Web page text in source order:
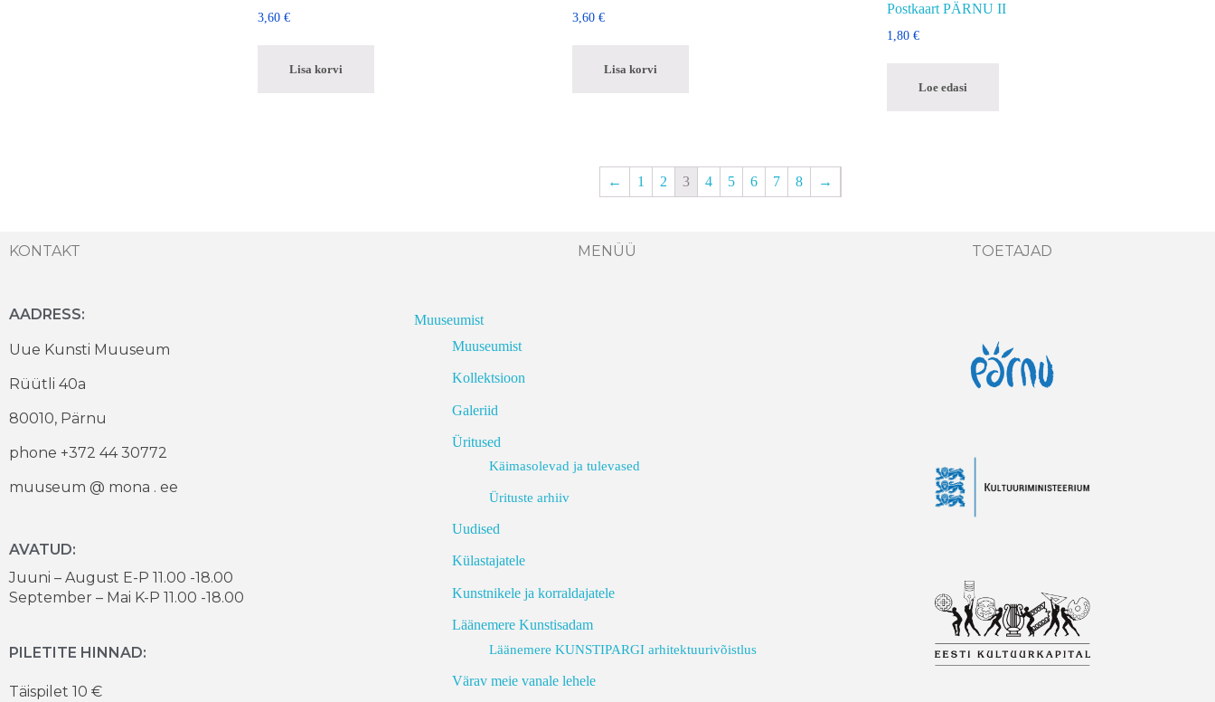
3,60 €
Lisa korvi
3,60 €
Lisa korvi
Postkaart PÄRNU II
1,80€
Loe edasi
← 1 2 3 4 5 6 7 8 →
KONTAKT
AADRESS:
Uue Kunsti Muuseum
Rüütli 40a
80010, Pärnu
phone +372 44 30772
muuseum @ mona . ee
AVATUD:
Juuni – August E-P 11.00 -18.00
September – Mai K-P 11.00 -18.00
PILETITE HINNAD:
Täispilet 10 €
MENÜÜ
Muuseumist
Muuseumist
Kollektsioon
Galeriid
Üritused
Käimasolevad ja tulevased
Ürituste arhiiv
Uudised
Külastajatele
Kunstnikele ja korraldajatele
Läänemere Kunstisadam
Läänemere KUNSTIPARGI arhitektuurivõistlus
Värav meie vanale lehele
TOETAJAD